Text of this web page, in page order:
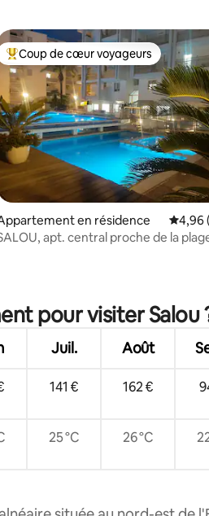
sur 5
sur la base de 91
Coups de cœur voyageurs les plus
Coup de cœur voyageurs
en résidence
4,96
apt. central proche de la
pour visiter Salou
Juil. Août
141 € 162 €
25 °C 26 °C